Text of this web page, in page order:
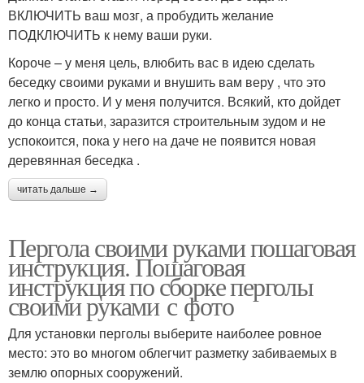
ВКЛЮЧИТЬ ваш мозг, а пробудить желание
ПОДКЛЮЧИТЬ к нему ваши руки.
Короче – у меня цель, влюбить вас в идею сделать
беседку своими руками и внушить вам веру , что это
легко и просто. И у меня получится. Всякий, кто дойдет
до конца статьи, заразится строительным зудом и не
успокоится, пока у него на даче не появится новая
деревянная беседка .
читать дальше →
Пергола своими руками пошаговая
инструкция. Пошаговая
инструкция по сборке перголы
своими руками с фото
Для установки перголы выберите наиболее ровное
место: это во многом облегчит разметку забиваемых в
землю опорных сооружений.